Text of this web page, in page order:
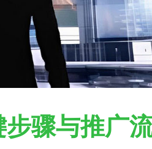
骤与推广